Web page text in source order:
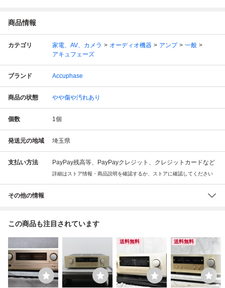
商品情報
カテゴリ 家電、AV、カメラ オーディオ機器 アンプ
一般
アキュフェーズ
ブランド Accuphase
商品の状態 やや傷や汚れあり
個数 1個
発送元の地域 埼玉県
支払い方法 PayPay残高等、PayPayクレジット、クレジットカードなど
詳細はストア情報・商品説明を確認するか、ストアに確認してください
その他の情報
この商品も注目されています
送料無料 送料無料